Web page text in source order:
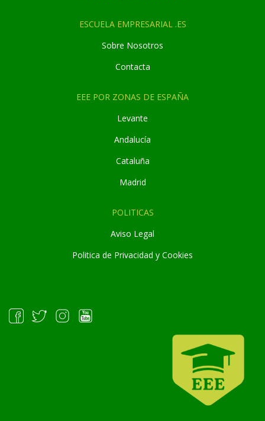
ESCUELA EMPRESARIAL .ES
Sobre Nosotros
Contacta
EEE POR ZONAS DE ESPAÑA
Levante
Andalucía
Cataluña
Madrid
POLITICAS
Aviso Legal
Politica de Privacidad y Cookies